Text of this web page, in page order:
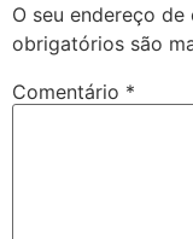
O seu endereço
obrigatórios são
Comentário *